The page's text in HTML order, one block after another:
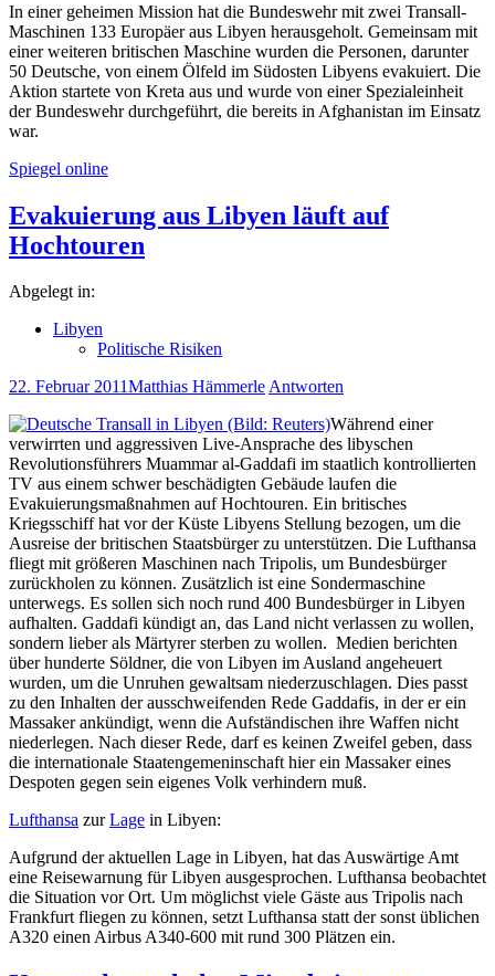
In einer geheimen Mission hat die Bundeswehr mit zwei Transall-
Maschinen 133 Europäer aus Libyen herausgeholt. Gemeinsam mit
einer weiteren britischen Maschine wurden die Personen, darunter
50 Deutsche, von einem Ölfeld im Südosten Libyens evakuiert. Die
Aktion startete von Kreta aus und wurde von einer Spezialeinheit
der Bundeswehr durchgeführt, die bereits in Afghanistan im Einsatz
war.
Spiegel online
Evakuierung aus Libyen läuft auf
Hochtouren
Abgelegt in:
Libyen
Politische Risiken
22. Februar 2011Matthias HämmerleAntworten
Während einer
verwirrten und aggressiven Live-Ansprache des libyschen
Revolutionsführers Muammar al-Gaddafi im staatlich kontrollierten
TV aus einem schwer beschädigten Gebäude laufen die
Evakuierungsmaßnahmen auf Hochtouren. Ein britisches
Kriegsschiff hat vor der Küste Libyens Stellung bezogen, um die
Ausreise der britischen Staatsbürger zu unterstützen. Die Lufthansa
fliegt mit größeren Maschinen nach Tripolis, um Bundesbürger
zurückholen zu können. Zusätzlich ist eine Sondermaschine
unterwegs. Es sollen sich noch rund 400 Bundesbürger in Libyen
aufhalten. Gaddafi kündigt an, das Land nicht verlassen zu wollen,
sondern lieber als Märtyrer sterben zu wollen. Medien berichten
über hunderte Söldner, die von Libyen im Ausland angeheuert
wurden, um die Unruhen gewaltsam niederzuschlagen. Dies passt
zu den Inhalten der ausschweifenden Rede Gaddafis, in der er ein
Massaker ankündigt, wenn die Aufständischen ihre Waffen nicht
niederlegen. Nach dieser Rede, darf es keinen Zweifel geben, dass
die internationale Staatengemeninschaft hier ein Massaker eines
Despoten gegen sein eigenes Volk verhindern muß.
Lufthansa zurLage in Libyen:
Aufgrund der aktuellen Lage in Libyen, hat das Auswärtige Amt
eine Reisewarnung für Libyen ausgesprochen. Lufthansa beobachtet
die Situation vor Ort. Um möglichst viele Gäste aus Tripolis nach
Frankfurt fliegen zu können, setzt Lufthansa statt der sonst üblichen
A320 einen Airbus A340-600 mit rund 300 Plätzen ein.